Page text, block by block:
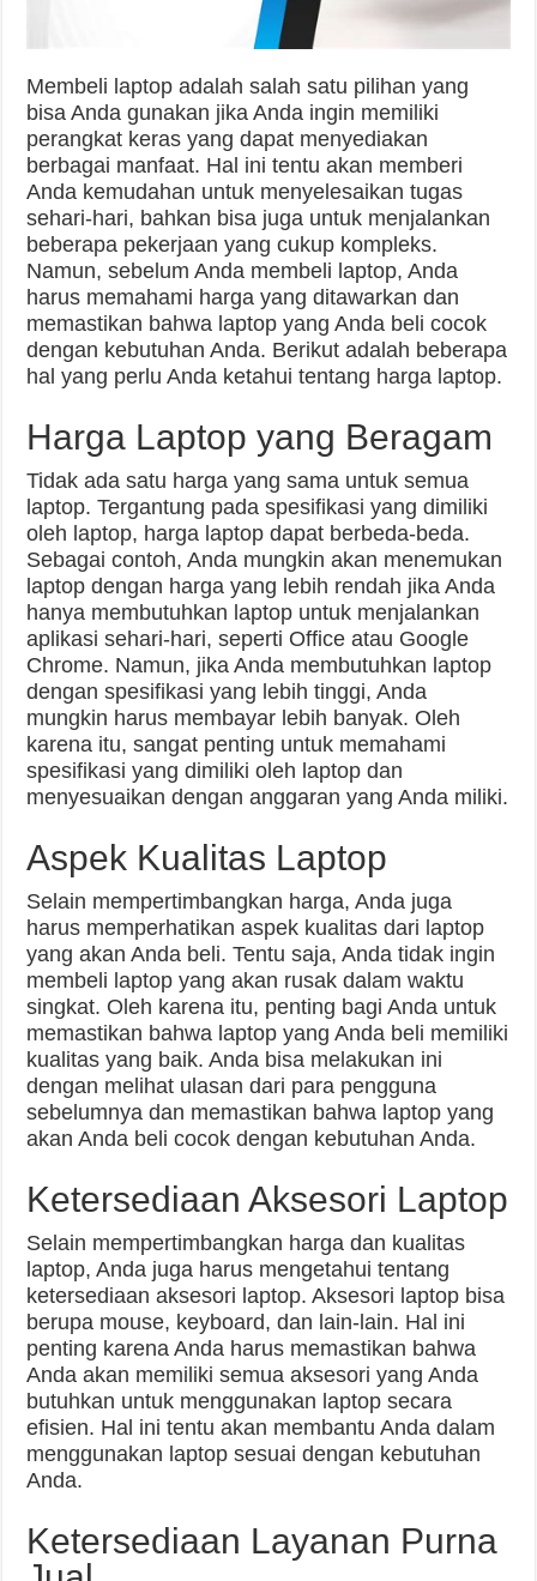
Membeli laptop adalah salah satu pilihan yang
bisa Anda gunakan jika Anda ingin memiliki
perangkat keras yang dapat menyediakan
berbagai manfaat. Hal ini tentu akan memberi
Anda kemudahan untuk menyelesaikan tugas
sehari-hari, bahkan bisa juga untuk menjalankan
beberapa pekerjaan yang cukup kompleks.
Namun, sebelum Anda membeli laptop, Anda
harus memahami harga yang ditawarkan dan
memastikan bahwa laptop yang Anda beli cocok
dengan kebutuhan Anda. Berikut adalah beberapa
hal yang perlu Anda ketahui tentang harga laptop.
Harga Laptop yang Beragam
Tidak ada satu harga yang sama untuk semua
laptop. Tergantung pada spesifikasi yang dimiliki
oleh laptop, harga laptop dapat berbeda-beda.
Sebagai contoh, Anda mungkin akan menemukan
laptop dengan harga yang lebih rendah jika Anda
hanya membutuhkan laptop untuk menjalankan
aplikasi sehari-hari, seperti Office atau Google
Chrome. Namun, jika Anda membutuhkan laptop
dengan spesifikasi yang lebih tinggi, Anda
mungkin harus membayar lebih banyak. Oleh
karena itu, sangat penting untuk memahami
spesifikasi yang dimiliki oleh laptop dan
menyesuaikan dengan anggaran yang Anda miliki.
Aspek Kualitas Laptop
Selain mempertimbangkan harga, Anda juga
harus memperhatikan aspek kualitas dari laptop
yang akan Anda beli. Tentu saja, Anda tidak ingin
membeli laptop yang akan rusak dalam waktu
singkat. Oleh karena itu, penting bagi Anda untuk
memastikan bahwa laptop yang Anda beli memiliki
kualitas yang baik. Anda bisa melakukan ini
dengan melihat ulasan dari para pengguna
sebelumnya dan memastikan bahwa laptop yang
akan Anda beli cocok dengan kebutuhan Anda.
Ketersediaan Aksesori Laptop
Selain mempertimbangkan harga dan kualitas
laptop, Anda juga harus mengetahui tentang
ketersediaan aksesori laptop. Aksesori laptop bisa
berupa mouse, keyboard, dan lain-lain. Hal ini
penting karena Anda harus memastikan bahwa
Anda akan memiliki semua aksesori yang Anda
butuhkan untuk menggunakan laptop secara
efisien. Hal ini tentu akan membantu Anda dalam
menggunakan laptop sesuai dengan kebutuhan
Anda.
Ketersediaan Layanan Purna